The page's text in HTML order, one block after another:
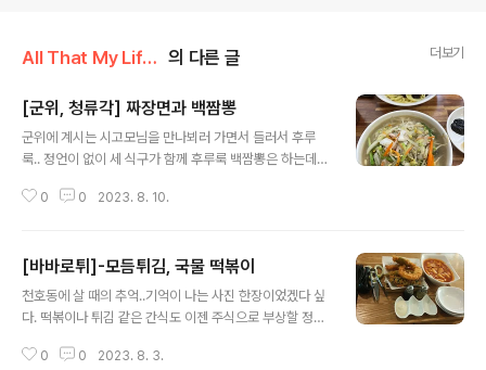
All That My Life/My Food 의 다른 글 더보기
[군위, 청류각] 짜장면과 백짬뽕
군위에 계시는 시고모님을 만나뵈러 가면서 들러서 후루
룩.. 정언이 없이 세 식구가 함께 후루룩 백짬뽕은 하는데가
만 하다며 흡족한 식사를 하고 나왔다. 특별한 정보가 있었
외하고는 건데기는 거의 다 먹음... 너무 더운 날, 아주 따뜻
한 한그릇이었지만 좋았던 식사...
0 0 2023. 8. 10.
[바바로튀]-모듬튀김, 국물 떡볶이
천호동에 살 때의 추억..기억이 나는 사진 한장이었겠다 싶
다. 떡볶이나 튀김 같은 간식도 이젠 주식으로 부상할 정도
다.. 튀김집 이름의 감각에 점수 올라가는.... 근처에 있다면
0 0 2023. 8. 3.